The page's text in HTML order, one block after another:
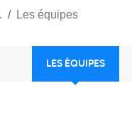
Les équipes
LES ÉQUIPES